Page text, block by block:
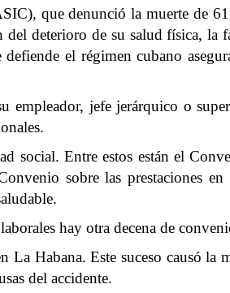
que denunció la muerte de 61
deterioro de su salud física, la
el régimen cubano
empleador, jefe jerárquico o
social. Entre estos están el
sobre las prestaciones en
hay otra decena de
Habana. Este suceso causó la
del accidente.